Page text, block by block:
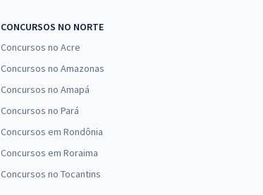
CONCURSOS NO NORTE
Concursos no Acre
Concursos no Amazonas
Concursos no Amapá
Concursos no Pará
Concursos em Rondônia
Concursos em Roraima
Concursos no Tocantins